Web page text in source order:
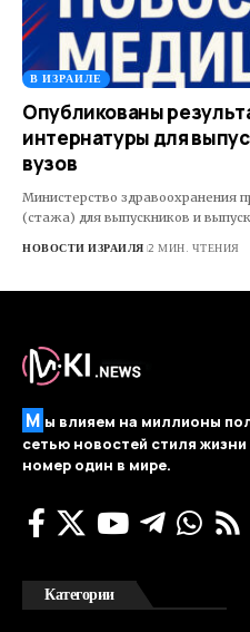
В ИЗРАИЛЕ
Опубликованы
интернатуры для
вузов
Министерство здравоохранения
(стажа) для выпускников и
НОВОСТИ ИЗРАИЛЯ 2 МИН. ЧТЕНИЯ
М ы влияем на миллионы
сетью новостей стиля
номер один в мире.
Категории